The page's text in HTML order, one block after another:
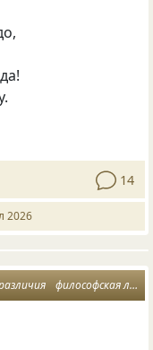
14
2026
философская лирика